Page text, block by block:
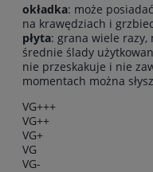
okładka: może
na krawędziach i
płyta: grana wiele razy,
średnie ślady
nie przeskakuje i nie
momentach można
VG+++
VG++
VG+
VG
VG-